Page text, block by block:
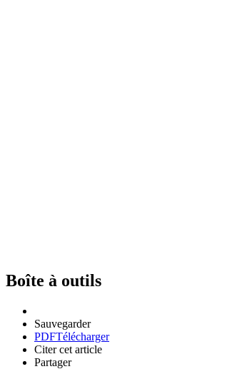
Boîte à outils
Sauvegarder
PDFTélécharger
Citer cet article
Partager